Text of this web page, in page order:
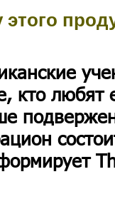
кто любят